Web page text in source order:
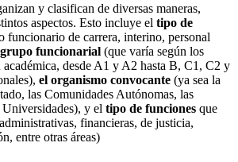
y clasifican de diversas maneras,
aspectos. Esto incluye el tipo de
funcionario de carrera, interino, personal
funcionarial (que varía según los
desde A1 y A2 hasta B, C1, C2 y
el organismo convocante (ya sea la
las Comunidades Autónomas, las
y el tipo de funciones que
financieras, de justicia,
entre otras áreas)